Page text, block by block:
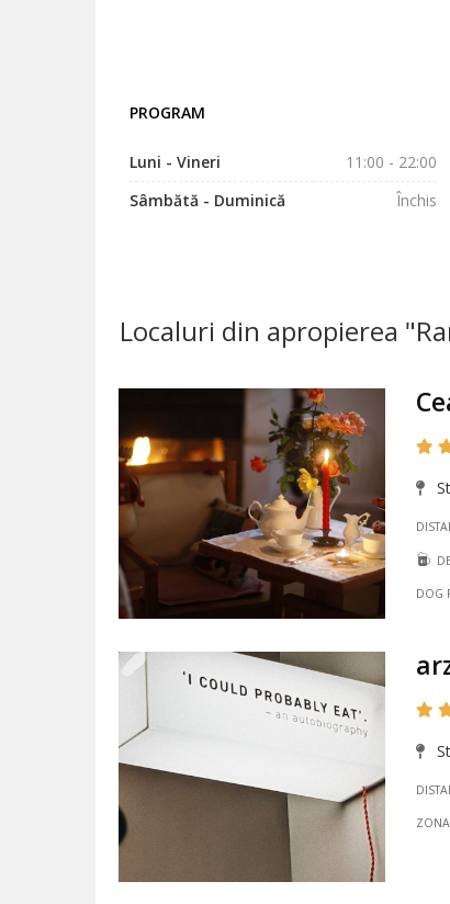
PROGRAM
Luni - Vineri
11:00 - 22:00
Sâmbătă - Duminică
Închis
Localuri din apropierea
DOG